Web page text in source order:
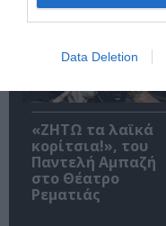
Data Deletion
«ΖΗΤΩ τα λαϊκά
κορίτσια!», του
Παντελή Αμπαζή
στο Θέατρο
Ρεματιάς